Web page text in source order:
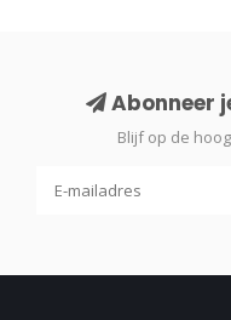
Abonneer
Blijf op de